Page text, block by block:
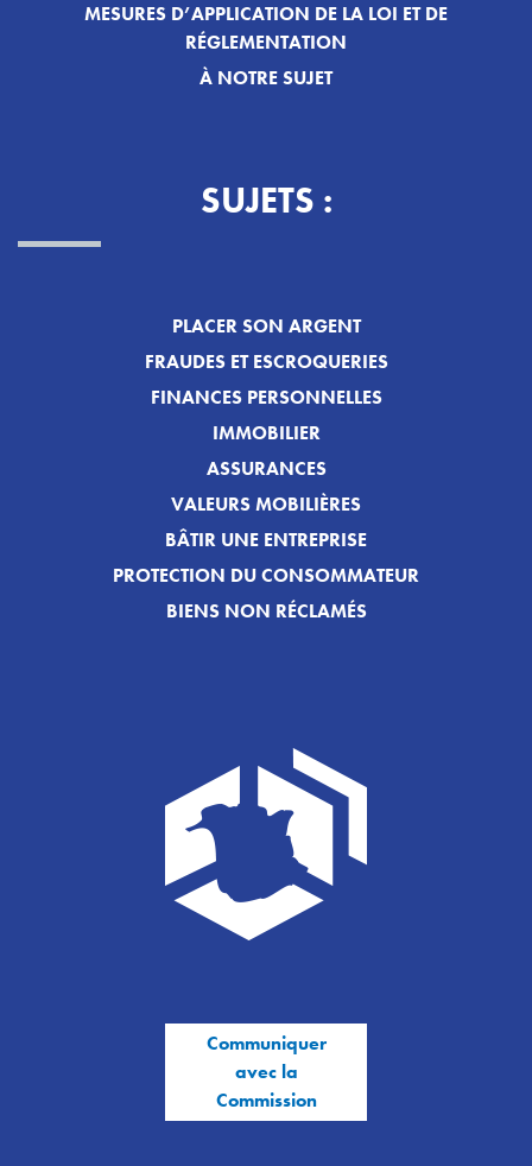
MESURES D’APPLICATION DE LA LOI ET DE
RÉGLEMENTATION
À NOTRE SUJET
SUJETS :
PLACER SON ARGENT
FRAUDES ET ESCROQUERIES
FINANCES PERSONNELLES
IMMOBILIER
ASSURANCES
VALEURS MOBILIÈRES
BÂTIR UNE ENTREPRISE
PROTECTION DU CONSOMMATEUR
BIENS NON RÉCLAMÉS
Communiquer
avec la
Commission